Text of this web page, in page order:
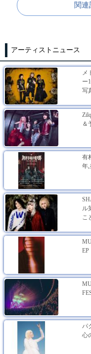
関連
アーティストニュース
メ
ー
写
＆
有
年
ル
こ
EP
パ
心